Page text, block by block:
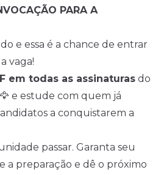
PARA A
e essa é a chance de entrar
vaga!
em todas as assinaturas do
🦅 e estude com quem já
a conquistarem a
passar. Garanta seu
a preparação e dê o próximo